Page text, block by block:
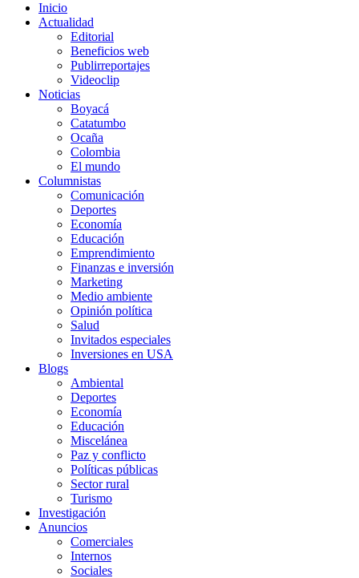
Inicio
Actualidad
Editorial
Beneficios web
Publirreportajes
Videoclip
Noticias
Boyacá
Catatumbo
Ocaña
Colombia
El mundo
Columnistas
Comunicación
Deportes
Economía
Educación
Emprendimiento
Finanzas e inversión
Marketing
Medio ambiente
Opinión política
Salud
Invitados especiales
Inversiones en USA
Blogs
Ambiental
Deportes
Economía
Educación
Miscelánea
Paz y conflicto
Políticas públicas
Sector rural
Turismo
Investigación
Anuncios
Comerciales
Internos
Sociales